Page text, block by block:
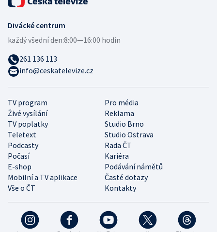
TV program
Pro média
Živé vysílání
Reklama
TV poplatky
Studio Brno
Teletext
Studio Ostrava
Podcasty
Rada ČT
Počasí
Kariéra
E-shop
Podávání námětů
Mobilní a TV aplikace
Časté dotazy
Vše o ČT
Kontakty
Divácké centrum
každý všední den:8:00—16:00 hodin
261 136 113
info@ceskatelevize.cz